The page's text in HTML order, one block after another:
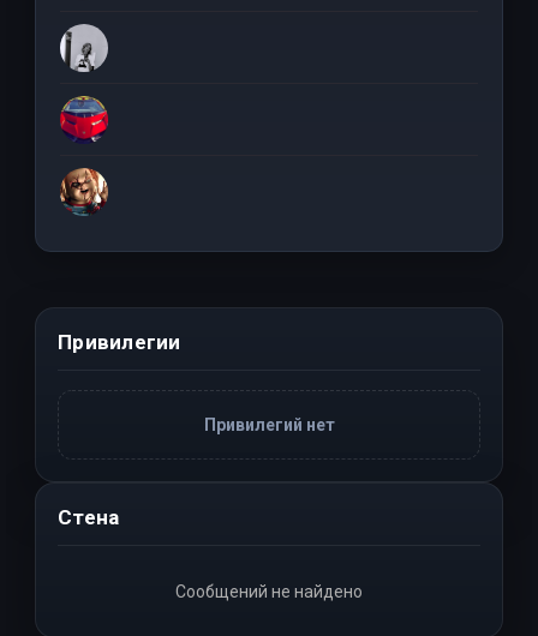
Привилегии
Привилегий нет
Стена
Сообщений не найдено